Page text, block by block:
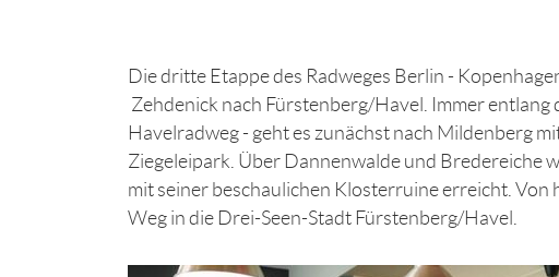
Die dritte Etappe des Radweges Berlin -
Zehdenick nach Fürstenberg/Havel. Immer entlang
Havelradweg - geht es zunächst nach Mildenberg
Ziegeleipark. Über Dannenwalde und Bredereiche
mit seiner beschaulichen Klosterruine erreicht. Von
Weg in die Drei-Seen-Stadt Fürstenberg/Havel.